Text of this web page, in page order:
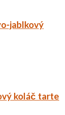
jablkový
koláč tarte